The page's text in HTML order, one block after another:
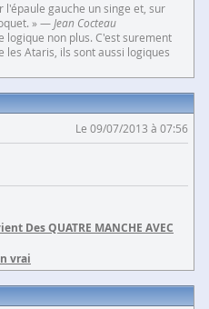
l'épaule gauche un singe et, sur
» —Jean Cocteau
logique non plus. C'est surement
les Ataris, ils sont aussi logiques
Le 09/07/2013 à 07:56
Des QUATRE MANCHE AVEC
vrai